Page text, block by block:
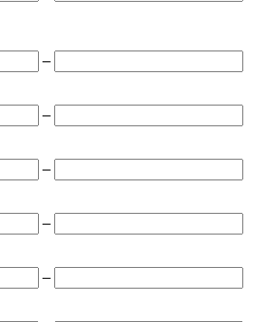
–
–
–
–
–